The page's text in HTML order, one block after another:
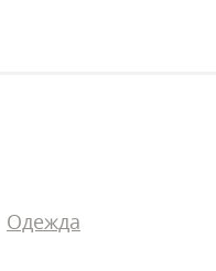
Одежда